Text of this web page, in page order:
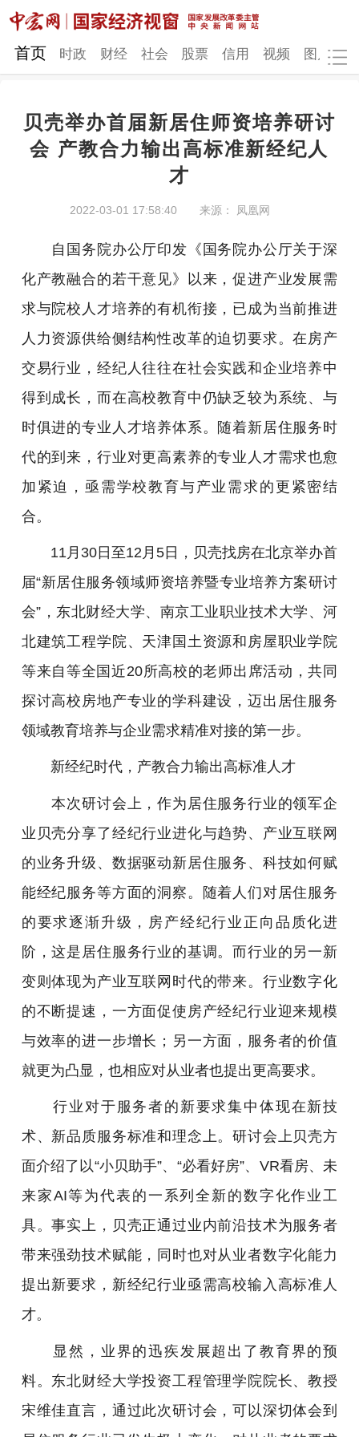
网站地图
时政 财经 社会 股票
发改动态 中宏研究 营商环境
地方发展
首页 时政 财经 社会 股票 信用 视频 图片
贝壳举办首届新居住师资培养研讨
会 产教合力输出高标准新经纪人
才
2022-03-01 17:58:40 来源： 凤凰网
自国务院办公厅印发《国务院办公厅关于深
化产教融合的若干意见》以来，促进产业发展需
求与院校人才培养的有机衔接，已成为当前推进
人力资源供给侧结构性改革的迫切要求。在房产
交易行业，经纪人往往在社会实践和企业培养中
得到成长，而在高校教育中仍缺乏较为系统、与
时俱进的专业人才培养体系。随着新居住服务时
代的到来，行业对更高素养的专业人才需求也愈
加紧迫，亟需学校教育与产业需求的更紧密结
合。
11月30日至12月5日，贝壳找房在北京举办首
届“新居住服务领域师资培养暨专业培养方案研讨
会”，东北财经大学、南京工业职业技术大学、河
北建筑工程学院、天津国土资源和房屋职业学院
等来自等全国近20所高校的老师出席活动，共同
探讨高校房地产专业的学科建设，迈出居住服务
领域教育培养与企业需求精准对接的第一步。
新经纪时代，产教合力输出高标准人才
本次研讨会上，作为居住服务行业的领军企
业贝壳分享了经纪行业进化与趋势、产业互联网
的业务升级、数据驱动新居住服务、科技如何赋
能经纪服务等方面的洞察。随着人们对居住服务
的要求逐渐升级，房产经纪行业正向品质化进
阶，这是居住服务行业的基调。而行业的另一新
变则体现为产业互联网时代的带来。行业数字化
的不断提速，一方面促使房产经纪行业迎来规模
与效率的进一步增长；另一方面，服务者的价值
就更为凸显，也相应对从业者也提出更高要求。
行业对于服务者的新要求集中体现在新技
术、新品质服务标准和理念上。研讨会上贝壳方
面介绍了以“小贝助手”、“必看好房”、VR看房、未
来家AI等为代表的一系列全新的数字化作业工
具。事实上，贝壳正通过业内前沿技术为服务者
带来强劲技术赋能，同时也对从业者数字化能力
提出新要求，新经纪行业亟需高校输入高标准人
才。
显然，业界的迅疾发展超出了教育界的预
料。东北财经大学投资工程管理学院院长、教授
宋维佳直言，通过此次研讨会，可以深切体会到